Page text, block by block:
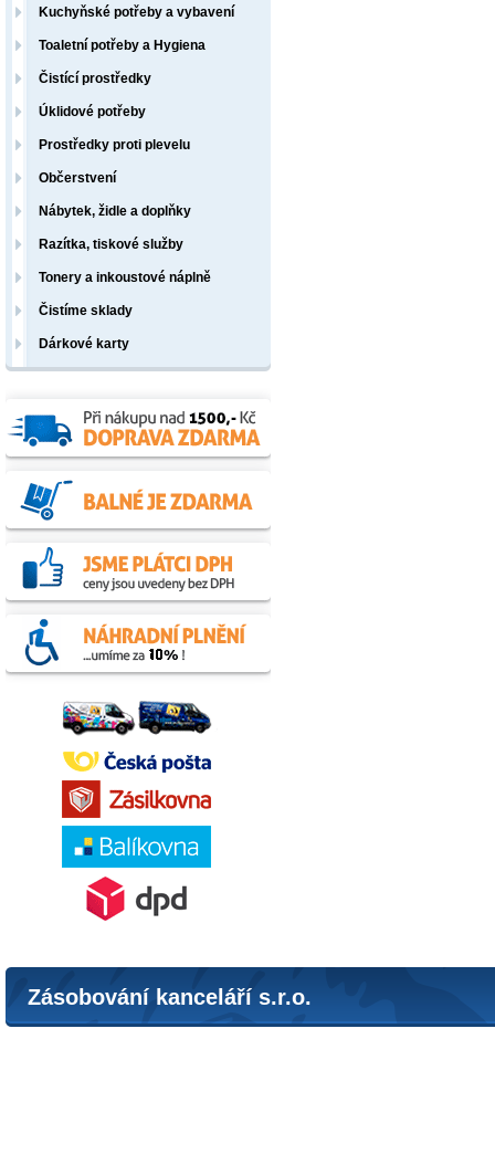
Kuchyňské potřeby a vybavení
Toaletní potřeby a Hygiena
Čistící prostředky
Úklidové potřeby
Prostředky proti plevelu
Občerstvení
Nábytek, židle a doplňky
Razítka, tiskové služby
Tonery a inkoustové náplně
Čistíme sklady
Dárkové karty
Zásobování kanceláří s.r.o.